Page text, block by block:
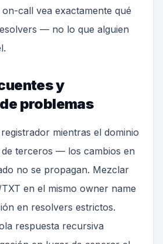
call vea exactamente qué
— no lo que alguien
y
problemas
mientras el dominio
terceros — los cambios en
no se propagan. Mezclar
en el mismo owner name
en resolvers estrictos.
respuesta recursiva